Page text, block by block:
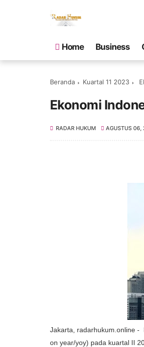
Home Business
Beranda Kuartal 11 2023
Ekonomi
RADAR HUKUM AGUSTUS 06,
Jakarta, radarhukum.online -
on year/yoy) pada kuartal II